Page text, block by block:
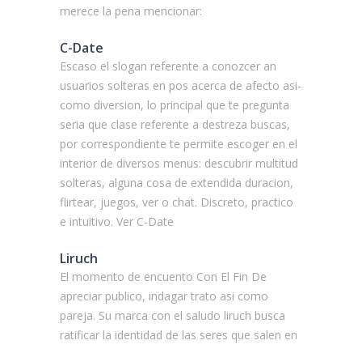
merece la pena mencionar:
C-Date
Escaso el slogan referente a conozcer an
usuarios solteras en pos acerca de afecto asi­
como diversion, lo principal que te pregunta
seri­a que clase referente a destreza buscas,
por correspondiente te permite escoger en el
interior de diversos menus: descubrir multitud
solteras, alguna cosa de extendida duracion,
flirtear, juegos, ver o chat. Discreto, practico
e intuitivo. Ver C-Date
Liruch
El momento de encuento Con El Fin De
apreciar publico, indagar trato asi­ como
pareja. Su marca con el saludo liruch busca
ratificar la identidad de las seres que salen en